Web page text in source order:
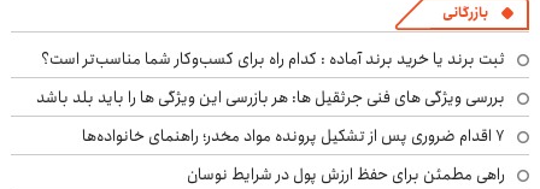
بازرگانی
ثبت برند یا خرید برند آماده : کدام راه برای کسب‌وکار شما مناسب‌تر است؟
بررسی ویژگی های فنی جرثقیل ها: هر بازرسی این ویژگی ها را باید بلد باشد
۷ اقدام ضروری پس از تشکیل پرونده مواد مخدر؛ راهنمای خانواده‌ها
راهی مطمئن برای حفظ ارزش پول در شرایط نوسان